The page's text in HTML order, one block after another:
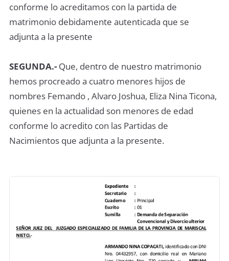
conforme lo acreditamos con la partida de
matrimonio debidamente autenticada que se
adjunta a la presente
SEGUNDA.- Que, dentro de nuestro matrimonio
hemos procreado a cuatro menores hijos de
nombres Femando , Alvaro Joshua, Eliza Nina Ticona,
quienes en la actualidad son menores de edad
conforme lo acredito con las Partidas de
Nacimientos que adjunta a la presente.